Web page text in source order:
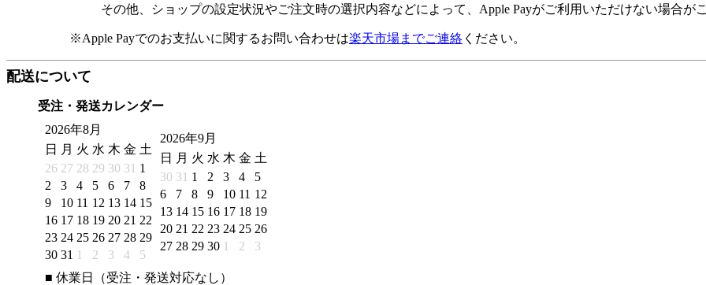
その他、ショップの設定状況やご注文時の選択内容などによって、Apple Payがご利用いただけない場合が
※Apple Payでのお支払いに関するお問い合わせは楽天市場までご連絡 ください。
配送について
受注・発送カレンダー
2026年8月
日
月 火 水 木 金 土
26 27 28 29 30 31 1
2
3 4 5 6 7
8
9
10 11 12 13 14 15
16 17 18 19 20 21 22
23 24 25 26 27 28 29
30 31 1 2 3 4 5
2026年9月
日
月 火 水 木 金 土
30 31 1 2 3 4
5
6
7 8 9 10 11 12
13 14 15 16 17 18 19
20 21 22 23 24 25 26
27 28 29 30 1 2 3
■ 休業日（受注・発送対応なし）